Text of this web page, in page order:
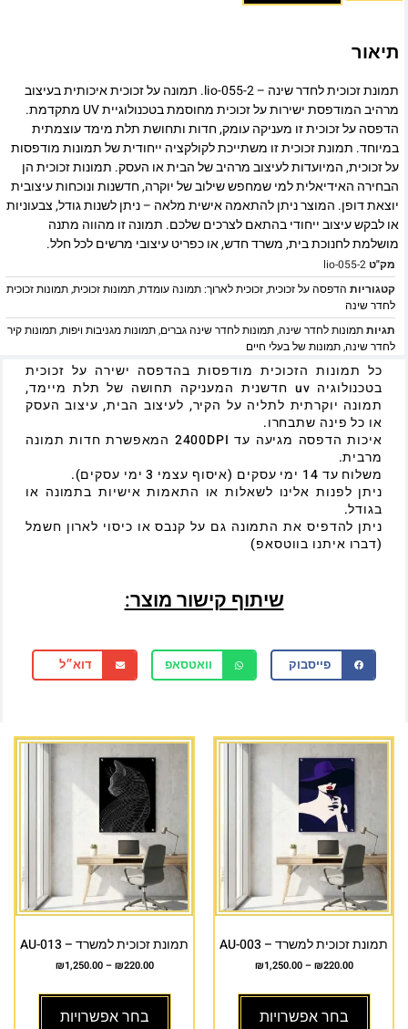
תיאור
תמונת זכוכית לחדר שינה – lio-055-2. תמונה על זכוכית איכותית בעיצוב
מרהיב המודפסת ישירות על זכוכית מחוסמת בטכנולוגיית UV מתקדמת.
הדפסה על זכוכית זו מעניקה עומק, חדות ותחושת תלת מימד עוצמתית
במיוחד. תמונת זכוכית זו משתייכת לקולקציה ייחודית של תמונות מודפסות
על זכוכית, המיועדות לעיצוב מרהיב של הבית או העסק. תמונות זכוכית הן
הבחירה האידיאלית למי שמחפש שילוב של יוקרה, חדשנות ונוכחות עיצובית
יוצאת דופן. המוצר ניתן להתאמה אישית מלאה – ניתן לשנות גודל, צבעוניות
או לבקש עיצוב ייחודי בהתאם לצרכים שלכם. תמונה זו מהווה מתנה
מושלמת לחנוכת בית, משרד חדש, או כפריט עיצובי מרשים לכל חלל.
מק"טlio-055-2
קטגוריות הדפסה על זכוכית,זכוכית לארוך: תמונה עומדת,תמונות זכוכית,תמונות זכוכית
לחדר שינה
תגיותתמונות לחדר שינה,תמונות לחדר שינה גברים,תמונות מגניבות ויפות,תמונות קיר
לחדר שינה,תמונות של בעלי חיים
כל תמונות הזכוכית מודפסות בהדפסה ישירה על זכוכית
בטכנולוגיה uv חדשנית המעניקה תחושה של תלת מיימד,
תמונה יוקרתית לתליה על הקיר, לעיצוב הבית, עיצוב העסק
או כל פינה שתבחרו.
איכות הדפסה מגיעה עד 2400DPI המאפשרת חדות תמונה
מרבית.
משלוח עד 14 ימי עסקים (איסוף עצמי 3 ימי עסקים).
ניתן לפנות אלינו לשאלות או התאמות אישיות בתמונה או
בגודל.
ניתן להדפיס את התמונה גם על קנבס או כיסוי לארון חשמל
(דברו איתנו בווטסאפ)
שיתוף קישור מוצר:
פייסבוק וואטסאפ דוא״ל
תמונת זכוכית למשרד – AU-003
₪220.00
–
₪1,250.00
בחר אפשרויות
תמונת זכוכית למשרד – AU-013
₪220.00
–
₪1,250.00
בחר אפשרויות